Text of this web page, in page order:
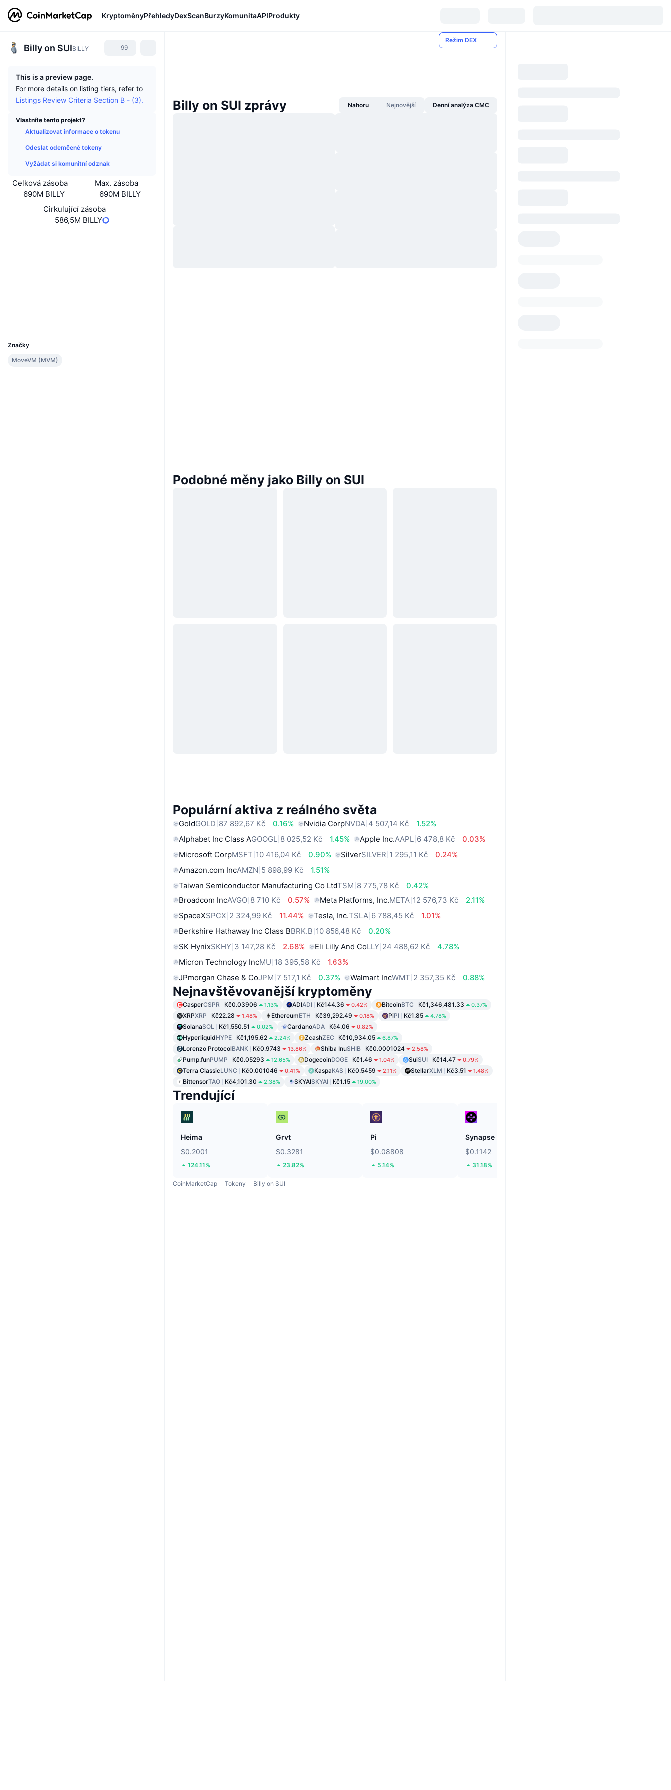
KryptoměnyPřehledyDexScanBurzyKomunitaAPIProdukty
Billy on SUIBILLY 99
This is a preview page.
For more details on listing tiers, refer to
Listings Review Criteria Section B - (3).
Vlastníte tento projekt?
Aktualizovat informace o tokenu
Odeslat odemčené tokeny
Vyžádat si komunitní odznak
Celková zásoba
690M BILLY
Max. zásoba
690M BILLY
Cirkulující zásoba
586,5M BILLY
Značky
MoveVM (MVM)
Režim DEX
Billy on SUI zprávy Nahoru Nejnovější Denní analýza CMC
Podobné měny jako Billy on SUI
Populární aktiva z reálného světa
GoldGOLD 87 892,67 Kč 0.16% Nvidia CorpNVDA 4 507,14 Kč
1.52%
Alphabet Inc Class AGOOGL 8 025,52 Kč 1.45% Apple Inc.AAPL 6 478,8 Kč
0.03%
Microsoft CorpMSFT 10 416,04 Kč 0.90% SilverSILVER 1 295,11 Kč
0.24%
Amazon.com IncAMZN 5 898,99 Kč
1.51%
Taiwan Semiconductor Manufacturing Co LtdTSM 8 775,78 Kč
0.42%
Broadcom IncAVGO 8 710 Kč 0.57% Meta Platforms, Inc.META 12 576,73 Kč
2.11%
SpaceXSPCX 2 324,99 Kč 11.44% Tesla, Inc.TSLA 6 788,45 Kč
1.01%
Berkshire Hathaway Inc Class BBRK.B 10 856,48 Kč
0.20%
SK HynixSKHY 3 147,28 Kč 2.68% Eli Lilly And CoLLY 24 488,62 Kč
4.78%
Micron Technology IncMU 18 395,58 Kč
1.63%
JPmorgan Chase & CoJPM 7 517,1 Kč 0.37% Walmart IncWMT 2 357,35 Kč 0.88%
Nejnavštěvovanější kryptoměny
CasperCSPR Kč0.03906 1.13% ADIADI Kč144.36 0.42% BitcoinBTC Kč1,346,481.33 0.37%
XRPXRP Kč22.28 1.48% EthereumETH Kč39,292.49 0.18% PiPI Kč1.85 4.78%
SolanaSOL Kč1,550.51 0.02% CardanoADA Kč4.06 0.82%
HyperliquidHYPE Kč1,195.62 2.24% ZcashZEC Kč10,934.05 6.87%
Lorenzo ProtocolBANK Kč0.9743 13.86% Shiba InuSHIB Kč0.0001024 2.58%
Pump.funPUMP Kč0.05293 12.65% DogecoinDOGE Kč1.46 1.04% SuiSUI Kč14.47 0.79%
Terra ClassicLUNC Kč0.001046 0.41% KaspaKAS Kč0.5459 2.11% StellarXLM Kč3.51 1.48%
BittensorTAO Kč4,101.30 2.38% SKYAISKYAI Kč1.15 19.00%
Trendující
Heima
$0.2001
124.11%
Grvt
$0.3281
23.82%
Pi
$0.08808
5.14%
Synapse
$0.1142
31.18%
CoinMarketCap Tokeny Billy on SUI